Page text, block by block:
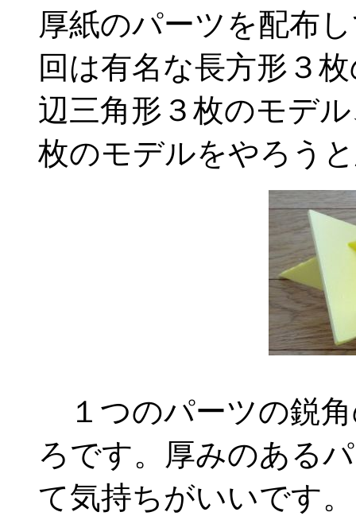
厚紙のパーツを配布
回は有名な長方形３
辺三角形３枚のモデ
枚のモデルをやろう
１つのパーツの鋭
ろです。厚みのある
て気持ちがいいです。